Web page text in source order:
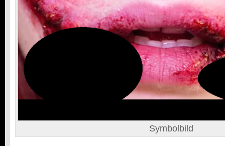
Symbolbild